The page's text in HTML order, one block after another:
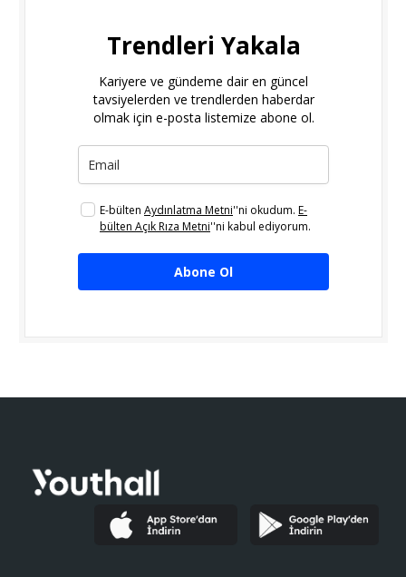
Trendleri Yakala
Kariyere ve gündeme dair en güncel
tavsiyelerden ve trendlerden haberdar
olmak için e-posta listemize abone ol.
E-bülten Aydınlatma Metni''ni okudum. E-
bülten Açık Rıza Metni''ni kabul ediyorum.
Abone Ol